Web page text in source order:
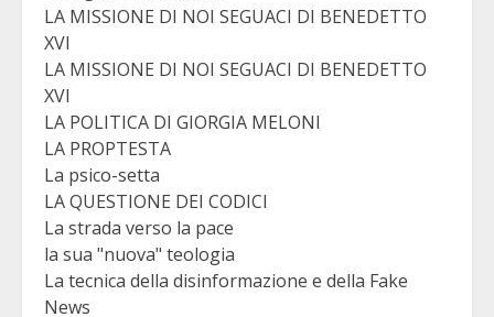
LA MISSIONE DI NOI SEGUACI DI BENEDETTO
XVI
LA MISSIONE DI NOI SEGUACI DI BENEDETTO
XVI
LA POLITICA DI GIORGIA MELONI
LA PROPTESTA
La psico-setta
LA QUESTIONE DEI CODICI
La strada verso la pace
la sua "nuova" teologia
La tecnica della disinformazione e della Fake
News